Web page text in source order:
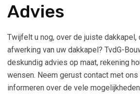
Advies
Twijfelt u nog, over de juiste
afwerking van uw dakkapel? TvdG-
deskundig advies op maat, rekening
wensen. Neem gerust contact met ons
informeren over de vele